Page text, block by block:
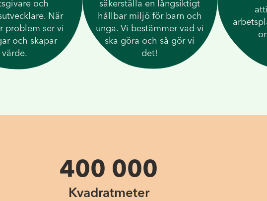
och
När
problem ser vi
och skapar
värde.
säkerställa en långsiktigt
hållbar miljö för barn och
unga. Vi bestämmer vad vi
ska göra och så gör vi
det!
400 000
Kvadratmeter